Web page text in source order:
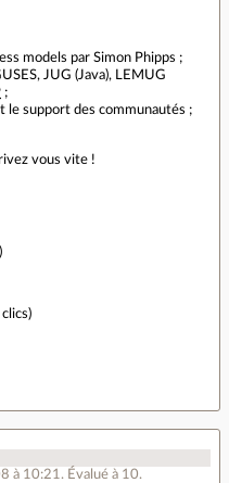
models par Simon Phipps ;
JUG (Java), LEMUG
;
le support des communautés ;
vous vite !
à 10:21 . Évalué à 10.